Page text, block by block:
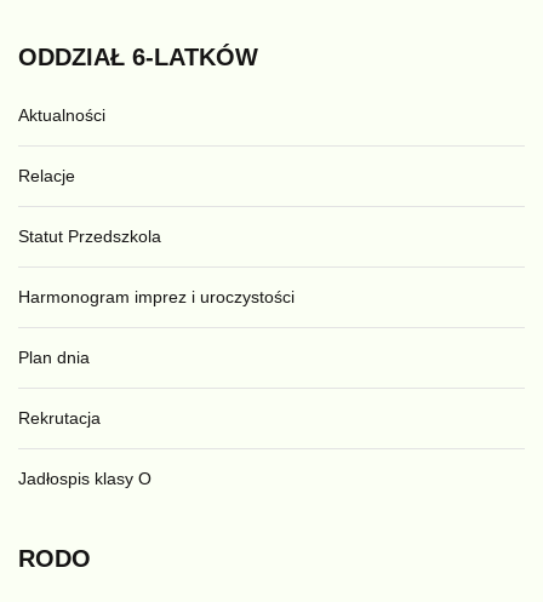
ODDZIAŁ 6-LATKÓW
Aktualności
Relacje
Statut Przedszkola
Harmonogram imprez i uroczystości
Plan dnia
Rekrutacja
Jadłospis klasy O
RODO